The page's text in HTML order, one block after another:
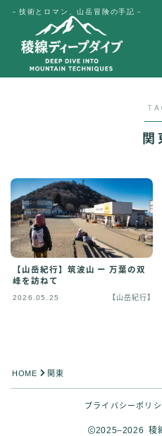
－技術とロマン、山岳冒険の手記－
MENU
Japanese
関
【山岳紀行】筑波山 ー 万葉の双
峰を訪ねて
2026.05.25 【山岳紀行】
HOME 関東
プライバシーポリシ
2025–2026 稜